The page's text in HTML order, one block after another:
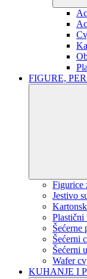
FIGURE,
Figurice
Jestivo
Plastični
Šećerne
Šećerni
Šećerni
Wafer
KUHANJE I